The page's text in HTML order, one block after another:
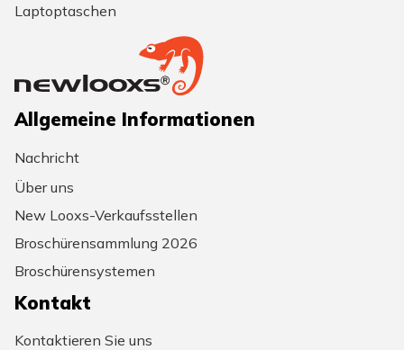
Laptoptaschen
Allgemeine Informationen
Nachricht
Über uns
New Looxs-Verkaufsstellen
Broschürensammlung 2026
Broschürensystemen
Kontakt
Kontaktieren Sie uns